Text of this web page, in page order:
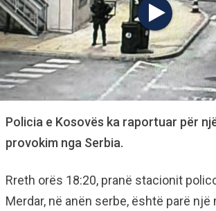
Policia e Kosovës ka raportuar për
provokim nga Serbia.
Rreth orës 18:20, pranë stacionit
Merdar, në anën serbe, është parë